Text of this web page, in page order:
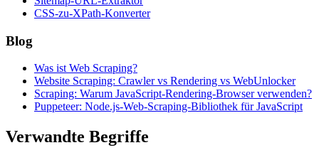
CSS-zu-XPath-Konverter
Blog
Was ist Web Scraping?
Website Scraping: Crawler vs Rendering vs WebUnlocker
Scraping: Warum JavaScript-Rendering-Browser verwenden?
Puppeteer: Node.js-Web-Scraping-Bibliothek für JavaScript
Verwandte Begriffe